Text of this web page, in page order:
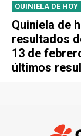
QUINIELA DE HOY
Quiniela de
resultados
13 de
últimos